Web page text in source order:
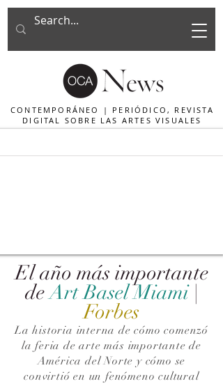
CONTEMPORÁNEO | PERIÓDICO, REVISTA
DIGITAL SOBRE LAS ARTES VISUALES
El año más importante
de Art Basel Miami |
Forbes
La historia interna de cómo comenzó
la feria de arte más importante de
América del Norte y cómo se
convirtió en un fenómeno cultural